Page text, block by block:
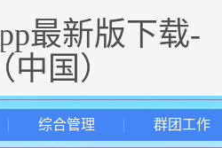
最新版下载-
国）
综合管理 群团工作